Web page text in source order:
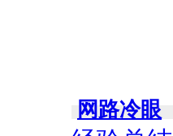
网路冷眼